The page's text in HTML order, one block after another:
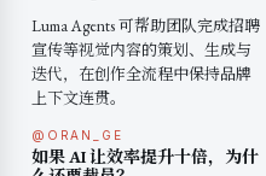
Luma Agents 可帮助团队完成招聘
宣传等视觉内容的策划、生成与
迭代，在创作全流程中保持品牌
上下文连贯。
@ORAN_GE
如果 AI 让效率提升十倍，为什